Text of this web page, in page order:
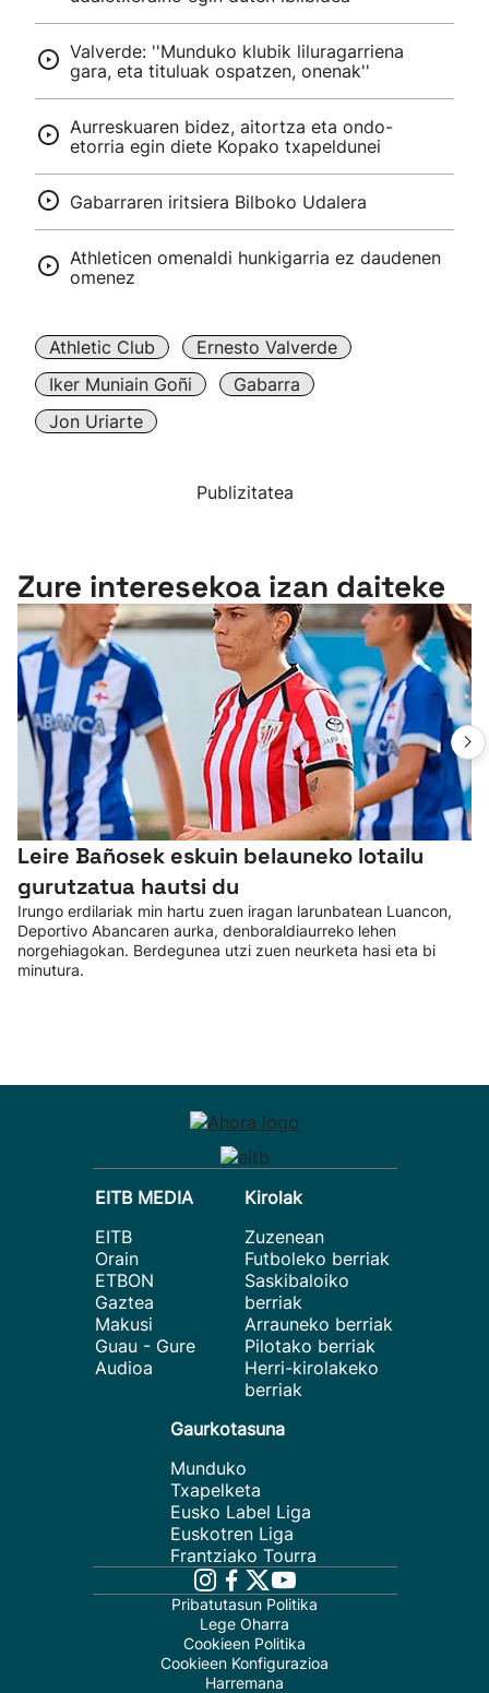
Valverde: ''Munduko klubik liluragarriena
gara, eta tituluak ospatzen, onenak''
Aurreskuaren bidez, aitortza eta ondo-
etorria egin diete Kopako txapeldunei
Gabarraren iritsiera Bilboko Udalera
Athleticen omenaldi hunkigarria ez daudenen
omenez
Athletic Club
Ernesto Valverde
Iker Muniain Goñi
Gabarra
Jon Uriarte
Publizitatea
Zure interesekoa izan daiteke
Leire Bañosek eskuin belauneko lotailu
gurutzatua hautsi du
Irungo erdilariak min hartu zuen iragan larunbatean Luancon,
Deportivo Abancaren aurka, denboraldiaurreko lehen
norgehiagokan. Berdegunea utzi zuen neurketa hasi eta bi
minutura.
EITB MEDIA
EITB
Orain
ETBON
Gaztea
Makusi
Guau - Gure
Audioa
Kirolak
Zuzenean
Futboleko berriak
Saskibaloiko
berriak
Arrauneko berriak
Pilotako berriak
Herri-kirolakeko
berriak
Gaurkotasuna
Munduko
Txapelketa
Eusko Label Liga
Euskotren Liga
Frantziako Tourra
Pribatutasun Politika
Lege Oharra
Cookieen Politika
Cookieen Konfigurazioa
Harremana